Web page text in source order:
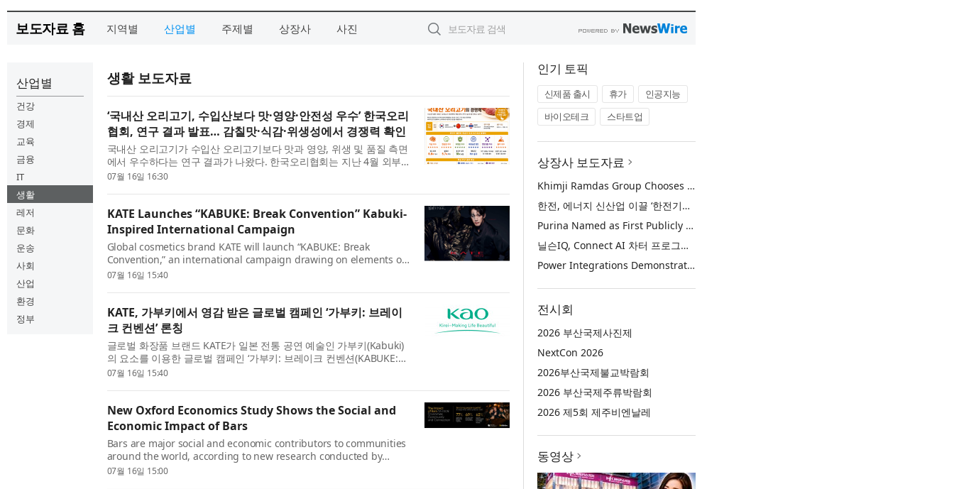
보도자료 홈 지역별 산업별 주제별 상장사 사진
산업별
건강
경제
교육
금융
IT
생활
레저
문화
운송
사회
산업
환경
정부
생활 보도자료
‘국내산 오리고기, 수입산보다 맛·영양·안전성 우수’ 한국오리
협회, 연구 결과 발표… 감칠맛·식감·위생성에서 경쟁력 확인
국내산 오리고기가 수입산 오리고기보다 맛과 영양, 위생 및 품질 측면
에서 우수하다는 연구 결과가 나왔다. 한국오리협회는 지난 4월 외부
연구 전문기관인 다이어리알에 의뢰해 추진 중인 ‘국내산·수입산 오리
07월 16일 16:30
KATE Launches “KABUKE: Break Convention” Kabuki-
Inspired International Campaign
Global cosmetics brand KATE will launch “KABUKE: Break
Convention,” an international campaign drawing on elements of
Kabuki, the traditional Japanese performing art. The campaign
07월 16일 15:40
KATE, 가부키에서 영감 받은 글로벌 캠페인 ‘가부키: 브레이
크 컨벤션’ 론칭
글로벌 화장품 브랜드 KATE가 일본 전통 공연 예술인 가부키(Kabuki)
의 요소를 이용한 글로벌 캠페인 ‘가부키: 브레이크 컨벤션(KABUKE:
Break Convention)’을 론칭했다. 이 캠페인은 7월 8일(수) 첫선을 보였
07월 16일 15:40
New Oxford Economics Study Shows the Social and
Economic Impact of Bars
Bars are major social and economic contributors to communities
around the world, according to new research conducted by
Oxford Economics. The study, commissioned by AB InBev,
07월 16일 15:00
인기 토픽
신제품 출시 휴가
인공지능
바이오테크
스타트업
상장사 보도자료
Khimji Ramdas Group Chooses Rimini Street to Reduce SAP Support Costs, Protect 700+ Customizations and Reinvest Savings in Innovation
한전, 에너지 신산업 이끌 ‘한전기술지주’ 공식 출범
Purina Named as First Publicly Announced NIQ ConnectAI Charter Client
닐슨IQ, Connect AI 차터 프로그램 최초 고객사 ‘퓨리나’ 선정
Power Integrations Demonstrates World’s First 2200 V GaN Technology for Next-Era High-Voltage Power Systems
전시회
2026 부산국제사진제
NextCon 2026
2026부산국제불교박람회
2026 부산국제주류박람회
2026 제5회 제주비엔날레
동영상